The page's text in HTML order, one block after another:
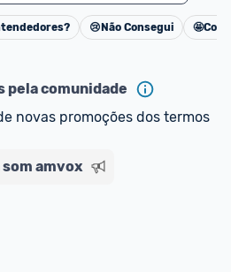
Cancelar
😢 Não Consegui 🤩
pela comunidade
novas promoções dos termos
som amvox